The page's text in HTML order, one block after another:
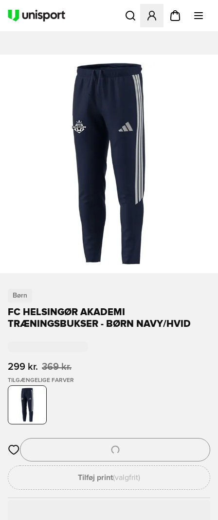
Åbner en Modal til at
Børn
FC HELSINGØR AKADEMI
TRÆNINGSBUKSER - BØRN NAVY/HVID
299 kr. 369 kr.
TILGÆNGELIGE FARVER
Åbner en Modal til at logge ind eller tilmelde dig som medlem
Tilføj print(valgfrit)